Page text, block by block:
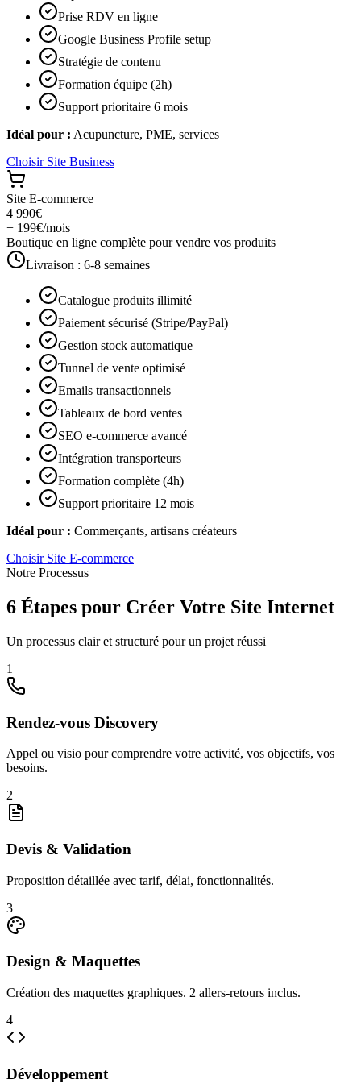
Prise RDV en ligne
Google Business Profile setup
Stratégie de contenu
Formation équipe (2h)
Support prioritaire 6 mois
Idéal pour : Acupuncture, PME, services
Choisir Site Business
Site E-commerce
4 990€
+ 199€/mois
Boutique en ligne complète pour vendre vos produits
Livraison : 6-8 semaines
Catalogue produits illimité
Paiement sécurisé (Stripe/PayPal)
Gestion stock automatique
Tunnel de vente optimisé
Emails transactionnels
Tableaux de bord ventes
SEO e-commerce avancé
Intégration transporteurs
Formation complète (4h)
Support prioritaire 12 mois
Idéal pour : Commerçants, artisans créateurs
Choisir Site E-commerce
Notre Processus
6 Étapes pour Créer Votre Site Internet
Un processus clair et structuré pour un projet réussi
1
Rendez-vous Discovery
Appel ou visio pour comprendre votre activité, vos objectifs, vos
besoins.
2
Devis & Validation
Proposition détaillée avec tarif, délai, fonctionnalités.
3
Design & Maquettes
Création des maquettes graphiques. 2 allers-retours inclus.
4
Développement